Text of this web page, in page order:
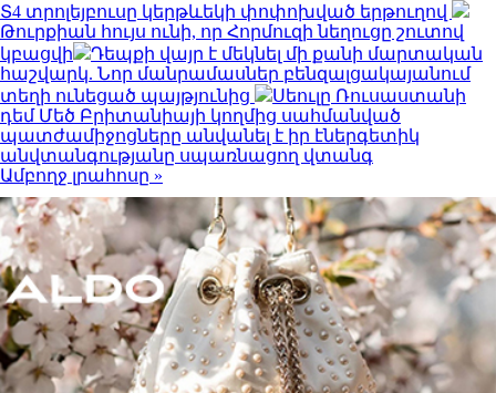
Տ4 տրոլեյբուսը կերթևեկի փոփոխված երթուղով
Թուրքիան հույս ունի, որ Հորմուզի նեղուցը շուտով
կբացվի
Դեպքի վայր է մեկնել մի քանի մարտական
հաշվարկ. Նոր մանրամասներ բենզալցակայանում
տեղի ունեցած պայթյունից
Սեուլը Ռուսաստանի
դեմ Մեծ Բրիտանիայի կողմից սահմանված
պատժամիջոցները անվանել է իր էներգետիկ
անվտանգությանը սպառնացող վտանգ
Ամբողջ լրահոսը »